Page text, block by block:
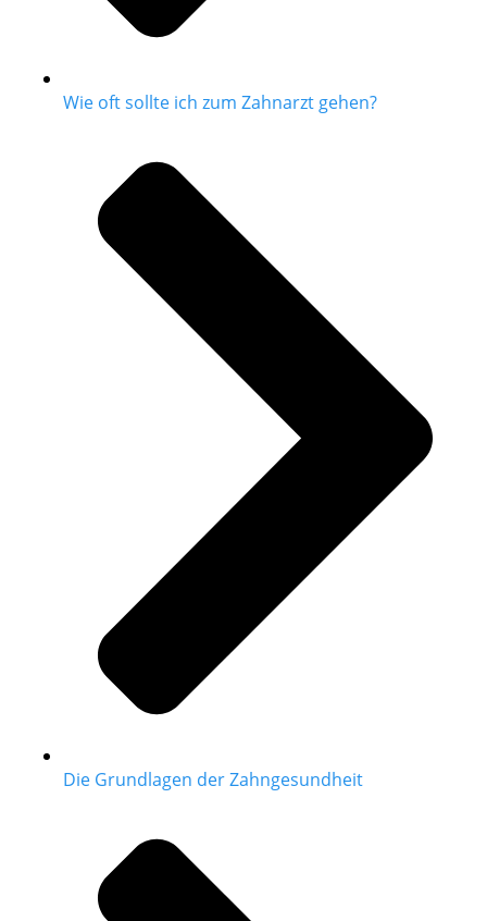
Wie oft sollte ich zum Zahnarzt gehen?
Die Grundlagen der Zahngesundheit